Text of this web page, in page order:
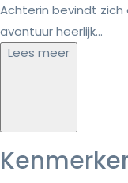
Achterin bevindt
avontuur heerlijk...
Lees meer